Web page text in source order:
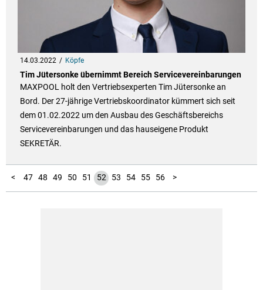
14.03.2022 Köpfe
Tim Jütersonke übernimmt Bereich Servicevereinbarungen
MAXPOOL holt den Vertriebsexperten Tim Jütersonke an
Bord. Der 27-jährige Vertriebskoordinator kümmert sich seit
dem 01.02.2022 um den Ausbau des Geschäftsbereichs
Servicevereinbarungen und das hauseigene Produkt
SEKRETÄR.
<
1
2
3
4
5
6
7
8
9
10
11
12
13
14
15
16
17
18
19
20
21
22
23
24
25
26
27
28
29
30
31
32
33
34
35
36
37
38
39
40
41
42
43
44
45
46 47 48 49 50 51 52 53 54 55 56 >